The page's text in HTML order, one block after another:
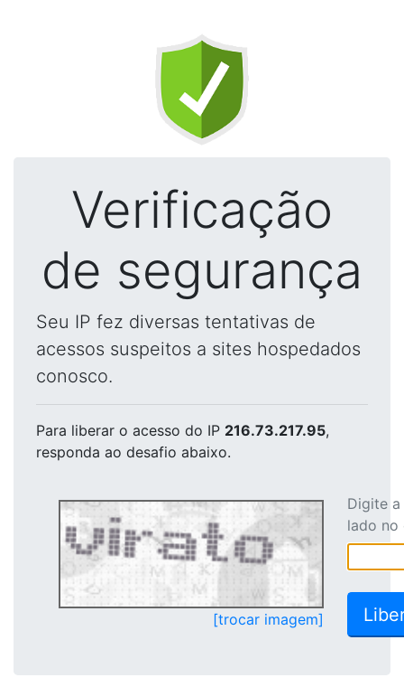
Verificação
de segurança
Seu IP fez diversas tentativas de
acessos suspeitos a sites hospedados
conosco.
Para liberar o acesso do IP 216.73.217.95,
responda ao desafio abaixo.
[trocar imagem]
Digite
lado no